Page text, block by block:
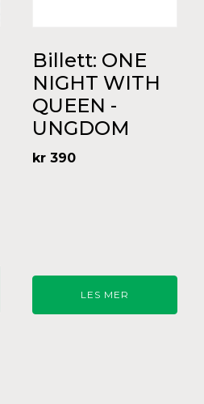
Billett: ONE
NIGHT WITH
QUEEN -
UNGDOM
kr390
LES MER